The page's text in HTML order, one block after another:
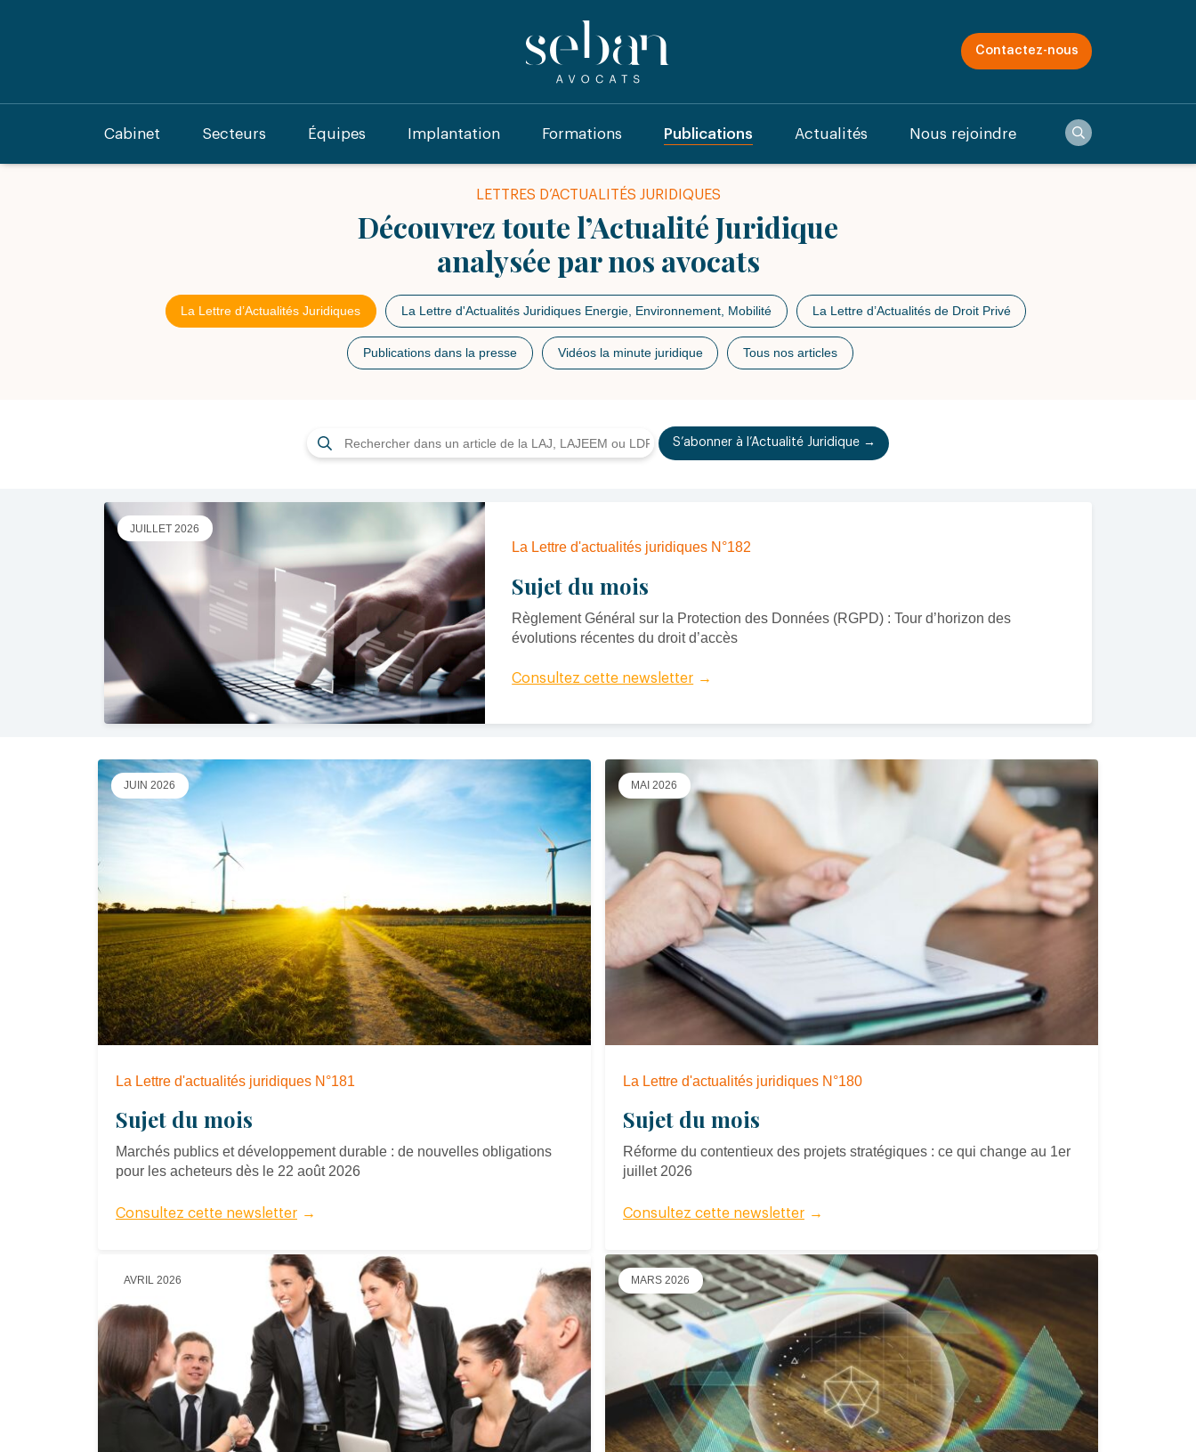
Contactez-nous
Recherche
Cabinet Secteurs Équipes Implantation Formations Publications Actualités Nous rejoindre
LETTRES D’ACTUALITÉS JURIDIQUES
Découvrez toute l’Actualité Juridique
analysée par nos avocats
La Lettre d’Actualités Juridiques La Lettre d'Actualités Juridiques Energie, Environnement, Mobilité La Lettre d’Actualités de Droit Privé
Publications dans la presse Vidéos la minute juridique Tous nos articles
Rechercher
S’abonner à l’Actualité Juridique →
JUILLET 2026
La Lettre d'actualités juridiques N°182
Sujet du mois
Règlement Général sur la Protection des Données (RGPD) : Tour d’horizon des
évolutions récentes du droit d’accès
Consultez cette newsletter →
JUIN 2026
La Lettre d'actualités juridiques N°181
Sujet du mois
Marchés publics et développement durable : de nouvelles obligations
pour les acheteurs dès le 22 août 2026
Consultez cette newsletter →
MAI 2026
La Lettre d'actualités juridiques N°180
Sujet du mois
Réforme du contentieux des projets stratégiques : ce qui change au 1er
juillet 2026
Consultez cette newsletter →
AVRIL 2026 MARS 2026